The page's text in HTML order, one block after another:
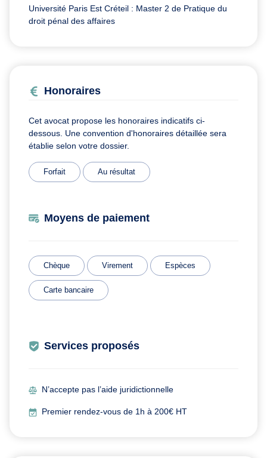
Université Paris Est Créteil : Master 2 de Pratique du
droit pénal des affaires
Honoraires
Cet avocat propose les honoraires indicatifs ci-
dessous. Une convention d'honoraires détaillée sera
établie selon votre dossier.
Forfait Au résultat
Moyens de paiement
Chèque Virement Espèces
Carte bancaire
Services proposés
N’accepte pas l’aide juridictionnelle
Premier rendez-vous de 1h à 200€ HT